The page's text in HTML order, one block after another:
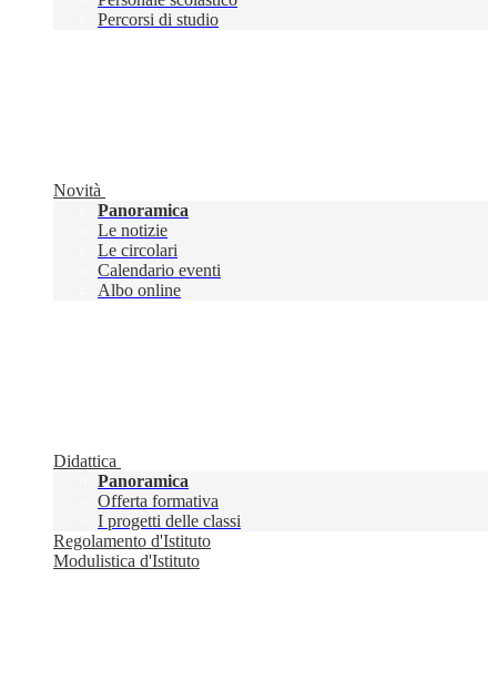
Percorsi di studio
Novità
Panoramica
Le notizie
Le circolari
Calendario eventi
Albo online
Didattica
Panoramica
Offerta formativa
I progetti delle classi
Regolamento d'Istituto
Modulistica d'Istituto